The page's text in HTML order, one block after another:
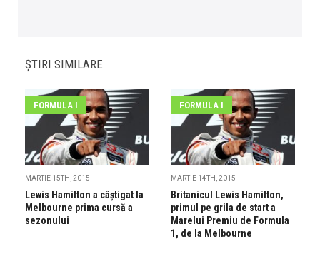
ȘTIRI SIMILARE
FORMULA I
MARTIE 15TH, 2015
Lewis Hamilton a câștigat la
Melbourne prima cursă a
sezonului
FORMULA I
MARTIE 14TH, 2015
Britanicul Lewis Hamilton,
primul pe grila de start a
Marelui Premiu de Formula
1, de la Melbourne